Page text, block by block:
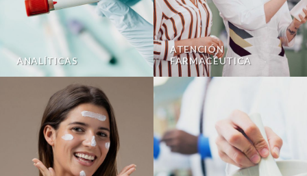
ANALÍTICAS
ATENCIÓN
FARMACÉUTICA